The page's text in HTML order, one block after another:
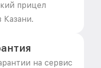
прицел
на сервис